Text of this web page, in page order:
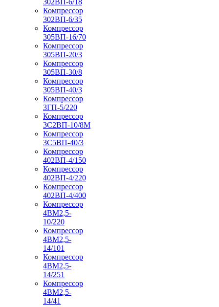
302ВП-6/18
Компрессор
302ВП-6/35
Компрессор
305ВП-16/70
Компрессор
305ВП-20/3
Компрессор
305ВП-30/8
Компрессор
305ВП-40/3
Компрессор
3ГП-5/220
Компрессор
3С2ВП-10/8М
Компрессор
3С5ВП-40/3
Компрессор
402ВП-4/150
Компрессор
402ВП-4/220
Компрессор
402ВП-4/400
Компрессор
4ВМ2,5-
10/220
Компрессор
4ВМ2,5-
14/101
Компрессор
4ВМ2,5-
14/251
Компрессор
4ВМ2,5-
14/41